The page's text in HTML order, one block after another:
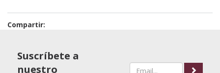
Compartir:
Suscríbete a
nuestro